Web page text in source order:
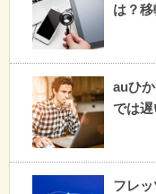
は？
auひ
では遅
フレ